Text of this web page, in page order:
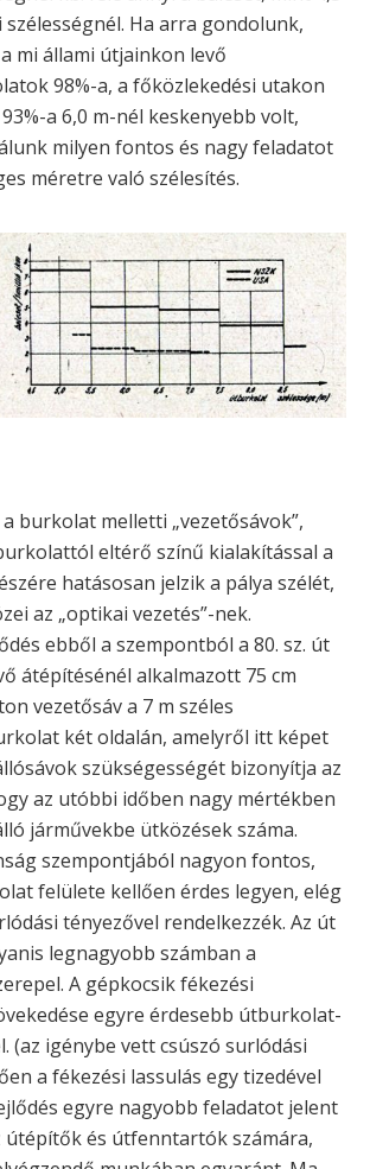
Ha arra gondolunk,
mi állami útjainkon levő
98%-a, a főközlekedési utakon
a 6,0 m-nél keskenyebb volt,
milyen fontos és nagy feladatot
méretre való szélesítés.
burkolat melletti „vezetősávok”,
eltérő színű kialakítással a
hatásosan jelzik a pálya szélét,
az „optikai vezetés”-nek.
ebből a szempontból a 80. sz. út
átépítésénél alkalmazott 75 cm
vezetősáv a 7 m széles
két oldalán, amelyről itt képet
szükségességét bizonyítja az
az utóbbi időben nagy mértékben
járművekbe ütközések száma.
szempontjából nagyon fontos,
felülete kellően érdes legyen, elég
tényezővel rendelkezzék. Az út
legnagyobb számban a
A gépkocsik fékezési
egyre érdesebb útburkolat-
(az igénybe vett csúszó surlódási
a fékezési lassulás egy tizedével
egyre nagyobb feladatot jelent
útépítők és útfenntartók számára,